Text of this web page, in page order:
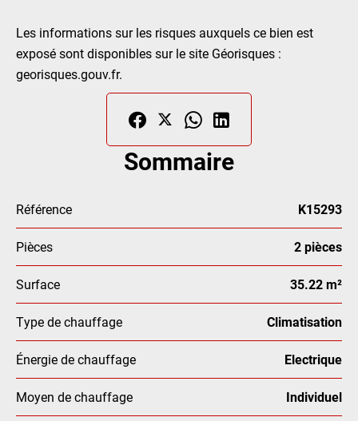
Les informations sur les risques auxquels ce bien est
exposé sont disponibles sur le site Géorisques :
georisques.gouv.fr.
Sommaire
Référence K15293
Pièces 2 pièces
Surface 35.22 m²
Type de chauffage Climatisation
Énergie de chauffage Electrique
Moyen de chauffage Individuel